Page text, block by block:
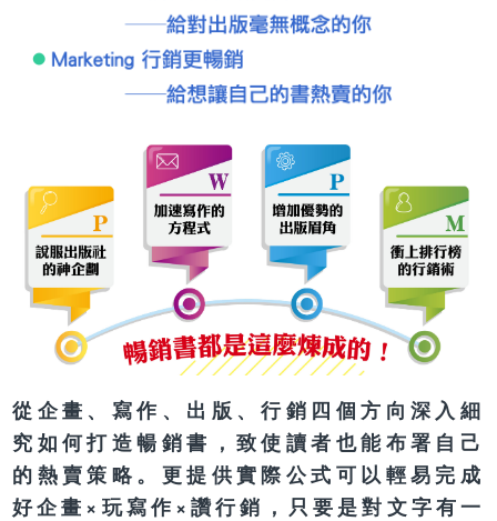
從企畫、寫作、出版、行銷四個方向深入細
究如何打造暢銷書，致使讀者也能布署自己
的熱賣策略。更提供實際公式可以輕易完成
好企畫×玩寫作×讚行銷，只要是對文字有一